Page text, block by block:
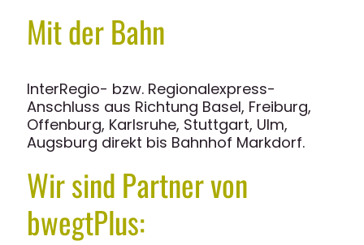
Mit der Bahn
InterRegio- bzw. Regionalexpress-
Anschluss aus Richtung Basel, Freiburg,
Offenburg, Karlsruhe, Stuttgart, Ulm,
Augsburg direkt bis Bahnhof Markdorf.
Wir sind Partner von
bwegtPlus: